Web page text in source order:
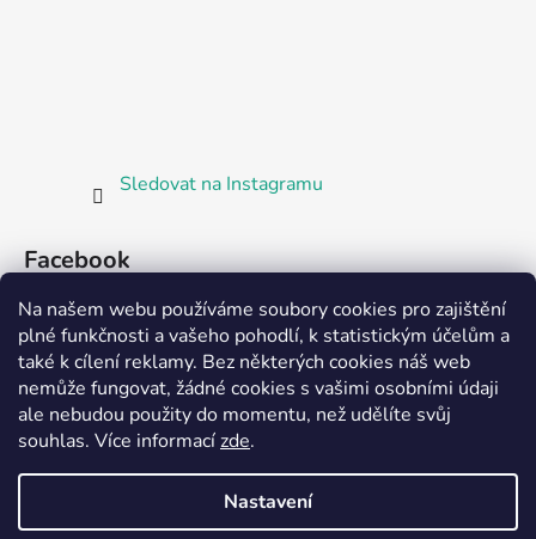
Na našem webu používáme soubory cookies pro zajištění
plné funkčnosti a vašeho pohodlí, k statistickým účelům a
také k cílení reklamy. Bez některých cookies náš web
nemůže fungovat, žádné cookies s vašimi osobními údaji
ale nebudou použity do momentu, než udělíte svůj
souhlas. Více informacízde.
Nastavení
Sledovat na Instagramu
Facebook
Partnerská prodejna Barefoot Plzeň